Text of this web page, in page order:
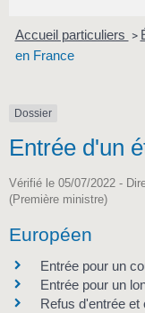
Accueil particuliers >
en France
Dossier
Entrée d'un
Vérifié le 05/07/2022 -
(Première ministre)
Européen
Entrée pour un
Entrée pour un
Refus d'entrée et